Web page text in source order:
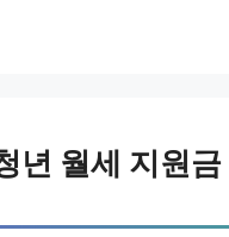
년 월세 지원